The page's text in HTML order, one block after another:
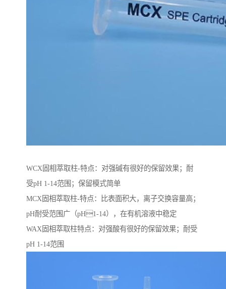
WCX固相萃取柱-特点：对强碱有很好的保留效果；耐
受pH 1-14范围；保留模式简单
MCX固相萃取柱-特点：比表面积大，离子交换容量高；
pH耐受范围⼴（pH1-14），在有机溶液中稳定
WAX固相萃取柱特点：对强酸有很好的保留效果；耐受
pH 1-14范围